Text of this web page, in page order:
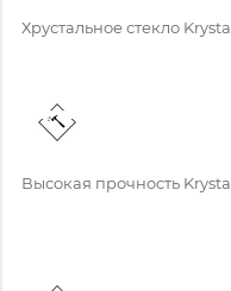
Хрустальное стекло Krysta
Высокая прочность Krysta